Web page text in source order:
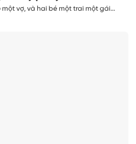
một vợ, và hai bé một trai một gái...